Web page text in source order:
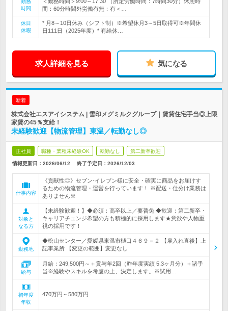
勤務
時間
間：60分時間外労働有無：有＜…
休日
休暇
* 月8～10日休み（シフト制）※希望休月3～5日取得可※年間休
日111日（2025年度）* 有給休…
求人詳細を見る 気になる
新着
株式会社エスアイシステム | 雪印メグミルクグループ｜賃貸住宅手当◎上限
家賃の45％支給！
未経験歓迎【物流管理】東温／転勤なし◎
正社員 職種・業種未経験OK 転勤なし 第二新卒歓迎
情報更新日：2026/06/12 終了予定日： 2026/12/03
仕事内容
《貢献性◎》セブン‐イレブン様に安全・確実に商品をお届けす
るための物流管理・運営を行っています！ ※配送・仕分け業務は
ありません※
対象と
なる方
【未経験歓迎！】◆必須：高卒以上／要普免 ◆歓迎：第二新卒・
キャリアチェンジ希望の方も積極的に採用します★意欲や人物重
視の採用です！
勤務地
◆松山センター／愛媛県東温市樋口４６９－２ 【雇入れ直後】上
記事業所 【変更の範囲】変更なし
給与
月給：249,500円～＋賞与年2回（昨年度実績 5.3ヶ月分）＋諸手
当※経験やスキルを考慮の上、決定します。※試用…
初年度
年収
470万円～580万円